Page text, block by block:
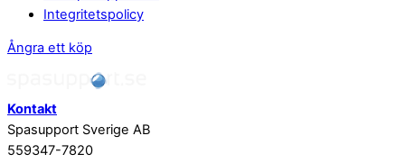
Integritetspolicy
Ångra ett köp
Kontakt
Spasupport Sverige AB
559347-7820